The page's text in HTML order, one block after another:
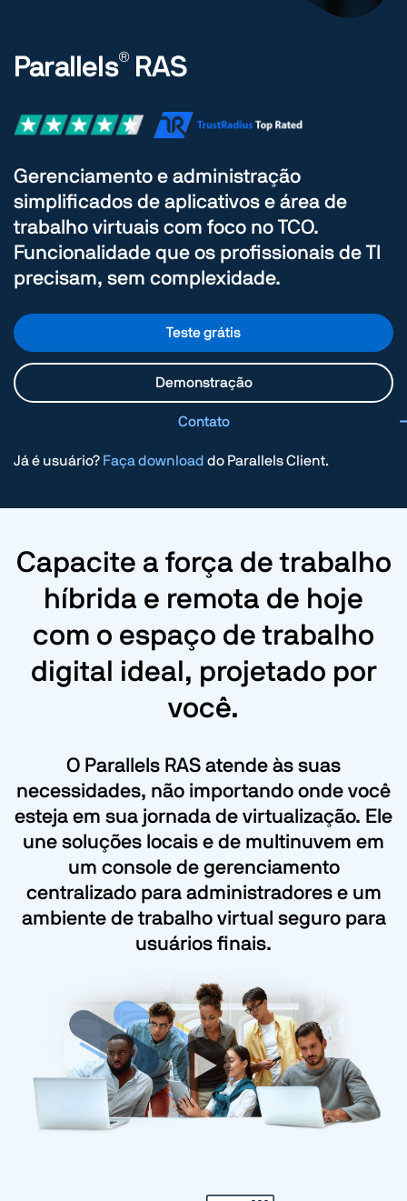
Parallels®️ RAS
Gerenciamento e administração
simplificados de aplicativos e área de
trabalho virtuais com foco no TCO.
Funcionalidade que os profissionais de TI
precisam, sem complexidade.
Teste grátis
Demonstração
Contato
Já é usuário? Faça download do Parallels Client.
Capacite a força de trabalho
híbrida e remota de hoje
com o espaço de trabalho
digital ideal, projetado por
você.
O Parallels RAS atende às suas
necessidades, não importando onde você
esteja em sua jornada de virtualização. Ele
une soluções locais e de multinuvem em
um console de gerenciamento
centralizado para administradores e um
ambiente de trabalho virtual seguro para
usuários finais.